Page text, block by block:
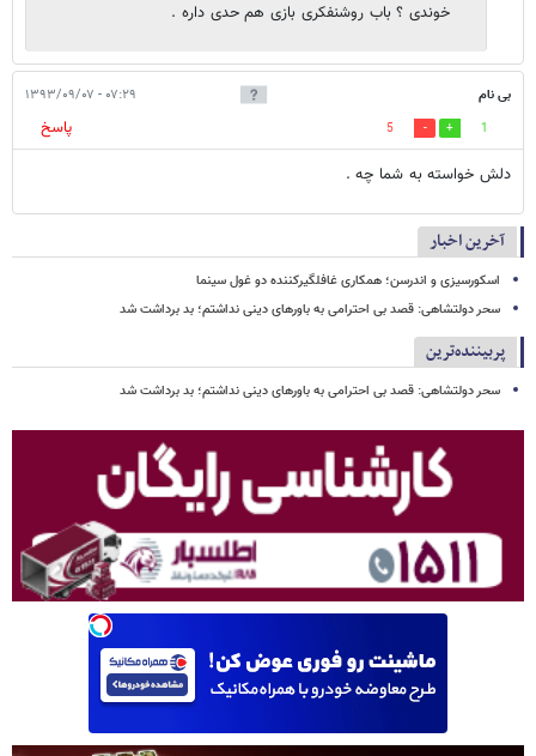
خوندی ؟ باب روشنفکری بازی هم حدی داره .
بی نام ۰۷:۲۹ - ۱۳۹۳/۰۹/۰۷
1
5
پاسخ
دلش خواسته به شما چه .
آخرین اخبار
اسکورسیزی و اندرسن؛ همکاری غافلگیرکننده دو غول سینما
سحر دولتشاهی: قصد بی احترامی به باورهای دینی نداشتم؛ بد برداشت شد
پربیننده‌ترین
سحر دولتشاهی: قصد بی احترامی به باورهای دینی نداشتم؛ بد برداشت شد